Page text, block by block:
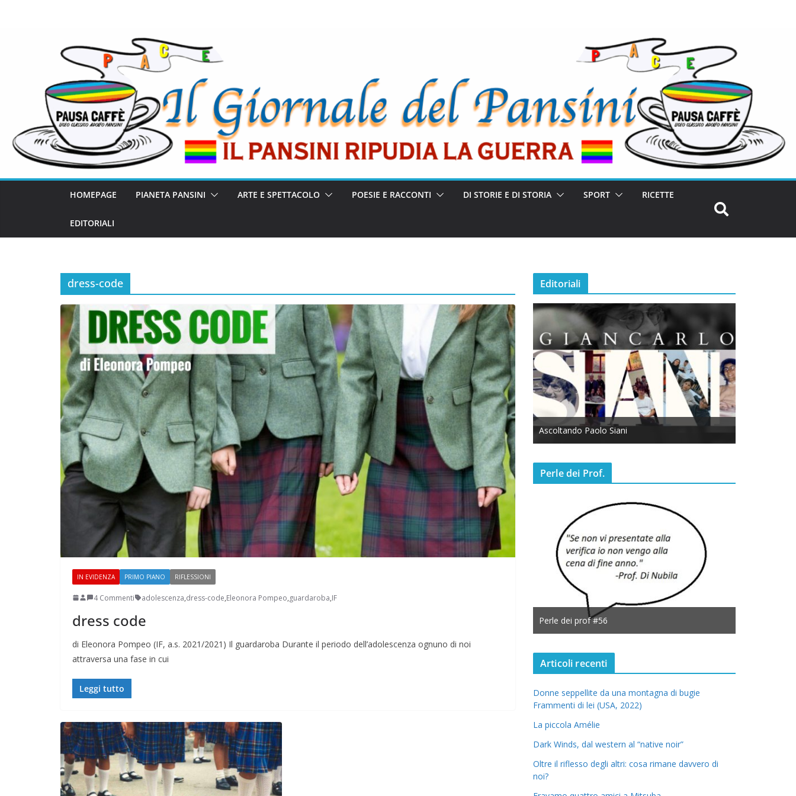
HOMEPAGE PIANETA PANSINI ARTE E SPETTACOLO POESIE E RACCONTI DI STORIE E DI STORIA SPORT RICETTE
EDITORIALI
dress-code
IN EVIDENZA PRIMO PIANO RIFLESSIONI
4 Commenti adolescenza,dress-code,Eleonora Pompeo,guardaroba,IF
dress code
di Eleonora Pompeo (IF, a.s. 2021/2021) Il guardaroba Durante il periodo dell’adolescenza ognuno di noi
attraversa una fase in cui
Leggi tutto
Editoriali
Incontro sul referendum per la riforma della
magistratura
L’ANNO DEI CINECOMICS: 2026 TRA FILM E
SERIE TV
Ascoltando Paolo Siani
Perle dei Prof.
Perle dei prof #38 Perle dei prof #56
Articoli recenti
Donne seppellite da una montagna di bugie
Frammenti di lei (USA, 2022)
La piccola Amélie
Dark Winds, dal western al “native noir”
Oltre il riflesso degli altri: cosa rimane davvero di
noi?